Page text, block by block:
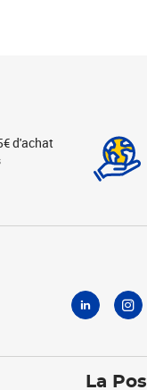
d'achat
La